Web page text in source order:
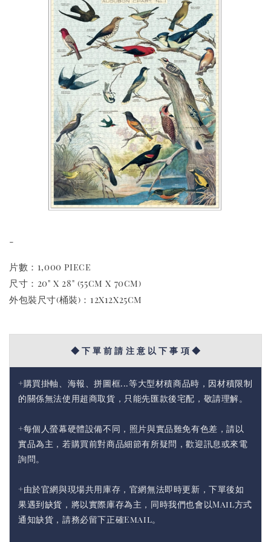
-
片數：1,000 piece
尺寸：20" x 28" (55cm x 70cm)
外包裝尺寸(桶裝)：12x12x25cm
◆ 下 單 前 請 注 意 以 下 事 項 ◆
+購買掛軸、海報、拼圖框...等大型材積商品時，因材積限制
的關係無法使用超商取貨，只能先匯款後宅配，敬請理解。
+每個人螢幕硬體設備不同，照片與實品難免有色差，請以
實品為主，若購買前對商品細節有所疑問，歡迎訊息或來電
詢問。
+由於官網與現場共用庫存，官網無法即時更新，下單後如
果遇到缺貨，將以實際庫存為主，同時我們也會以Mail方式
通知缺貨，請務必留下正確Email。